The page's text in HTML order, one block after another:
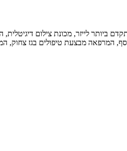
ביותר לייזר, מכונת צילום